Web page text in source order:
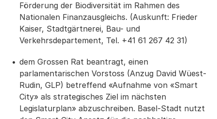
Förderung der Biodiversität im Rahmen des
Nationalen Finanzausgleichs. (Auskunft: Frieder
Kaiser, Stadtgärtnerei, Bau- und
Verkehrsdepartement, Tel. +41 61 267 42 31)
dem Grossen Rat beantragt, einen
parlamentarischen Vorstoss (Anzug David Wüest-
Rudin, GLP) betreffend «Aufnahme von «Smart
City» als strategisches Ziel im nächsten
Legislaturplan» abzuschreiben. Basel-Stadt nutzt